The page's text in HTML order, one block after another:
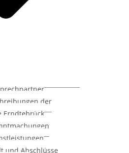
der
Erndtebrück
und Abschlüsse